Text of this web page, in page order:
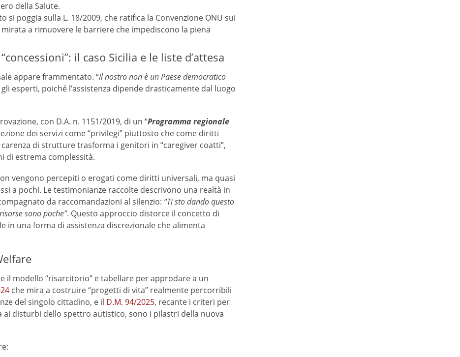
della Salute.
si poggia sulla L. 18/2009, che ratifica la Convenzione ONU sui
a rimuovere le barriere che impediscono la piena
il caso Sicilia e le liste d’attesa
appare frammentato. “Il nostro non è un Paese democratico
esperti, poiché l’assistenza dipende drasticamente dal luogo
con D.A. n. 1151/2019, di un “Programma regionale
dei servizi come “privilegi” piuttosto che come diritti
di strutture trasforma i genitori in “caregiver coatti”,
di estrema complessità.
vengono percepiti o erogati come diritti universali, ma quasi
a pochi. Le testimonianze raccolte descrivono una realtà in
da raccomandazioni al silenzio: “Ti sto dando questo
sono poche”. Questo approccio distorce il concetto di
una forma di assistenza discrezionale che alimenta
il modello “risarcitorio” e tabellare per approdare a un
che mira a costruire “progetti di vita” realmente percorribili
del singolo cittadino, e il D.M. 94/2025, recante i criteri per
ai disturbi dello spettro autistico, sono i pilastri della nuova